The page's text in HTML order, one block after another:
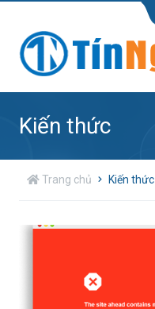
Kiến thức
Trang chủ Kiến thức